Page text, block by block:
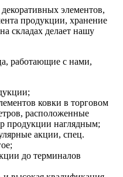
элементов,
продукции, хранение
складах делает нашу
работающие с нами,
ковки в торговом
расположенные
продукции наглядным;
акции, спец.
до терминалов